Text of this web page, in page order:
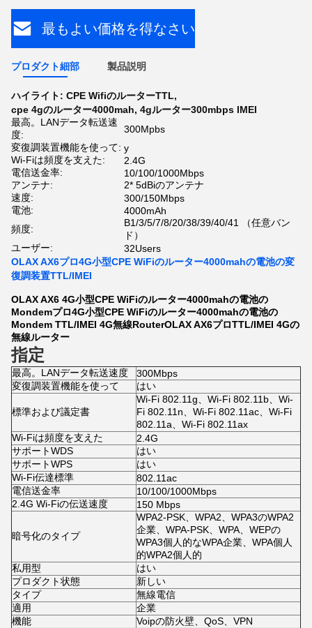
最もよい価格を得なさい
プロダクト細部 製品説明
ハイライト: CPE WifiのルーターTTL,
cpe 4gのルーター4000mah, 4gルーター300mbps IMEI
最高。LANデータ転送速
度:
300Mpbs
変復調装置機能を使って: y
Wi-Fiは頻度を支えた:
2.4G
電信送金率:
10/100/1000Mbps
アンテナ:
2* 5dBiのアンテナ
速度:
300/150Mbps
電池:
4000mAh
頻度:
B1/3/5/7/8/20/38/39/40/41 （任意バン
ド）
ユーザー:
32Users
OLAX AX6プロ4G小型CPE WiFiのルーター4000mahの電池の変
復調装置TTL/IMEI
OLAX AX6 4G小型CPE WiFiのルーター4000mahの電池の
Mondemプロ4G小型CPE WiFiのルーター4000mahの電池の
Mondem TTL/IMEI 4G無線RouterOLAX AX6プロTTL/IMEI 4Gの
無線ルーター
指定
最高。LANデータ転送速度
300Mbps
変復調装置機能を使って
はい
標準および議定書
Wi-Fi 802.11g、Wi-Fi 802.11b、Wi-
Fi 802.11n、Wi-Fi 802.11ac、Wi-Fi
802.11a、Wi-Fi 802.11ax
Wi-Fiは頻度を支えた
2.4G
サポートWDS
はい
サポートWPS
はい
Wi-Fi伝達標準
802.11ac
電信送金率
10/100/1000Mbps
2.4G Wi-Fiの伝送速度
150 Mbps
暗号化のタイプ
WPA2-PSK、WPA2、WPA3のWPA2
企業、WPA-PSK、WPA、WEPの
WPA3個人的なWPA企業、WPA個人
的WPA2個人的
私用型
はい
プロダクト状態
新しい
タイプ
無線電信
適用
企業
機能
Voipの防火壁、QoS、VPN